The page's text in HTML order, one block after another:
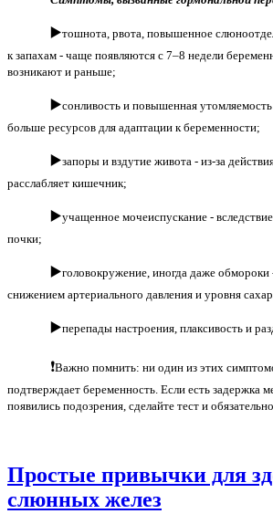
▶️тошнота, рвота, повышенное
к запахам - чаще появляются с 7–8 недели
возникают и раньше;
▶️сонливость и повышенная
больше ресурсов для адаптации к беременности;
▶️запоры и вздутие живота - из-за
расслабляет кишечник;
▶️учащенное мочеиспускание -
почки;
▶️головокружение, иногда даже обмороки
снижением артериального давления и уровня
▶️перепады настроения, плаксивость и
❗️Важно помнить: ни один из этих
подтверждает беременность. Если есть задержка
появились подозрения, сделайте тест и
Простые привычки для
слюнных желез